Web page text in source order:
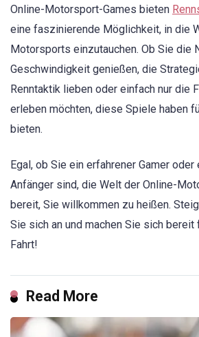
Online-Motorsport-Games bieten
eine faszinierende Möglichkeit, in die
Motorsports einzutauchen. Ob Sie die
Geschwindigkeit genießen, die
Renntaktik lieben oder einfach nur die
erleben möchten, diese Spiele haben
bieten.
Egal, ob Sie ein erfahrener Gamer
Anfänger sind, die Welt der Online-
bereit, Sie willkommen zu heißen.
Sie sich an und machen Sie sich bereit
Fahrt!
Read More